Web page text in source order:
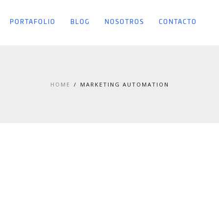
PORTAFOLIO BLOG NOSOTROS CONTACTO
HOME MARKETING AUTOMATION